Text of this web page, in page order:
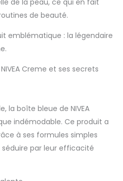
de beauté.
emblématique : la légendaire
Creme et ses secrets
la boîte bleue de NIVEA
indémodable. Ce produit a
à ses formules simples
par leur efficacité